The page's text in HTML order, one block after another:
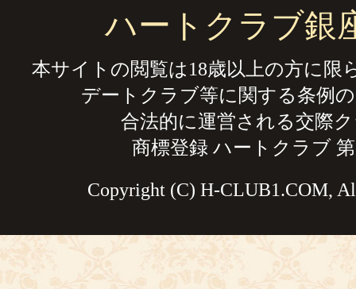
ハートクラブ銀
本サイトの閲覧は18歳以上の方に限
デートクラブ等に関する条例
合法的に運営される交際
商標登録 ハートクラブ 第
Copyright (C) H-CLUB1.COM,